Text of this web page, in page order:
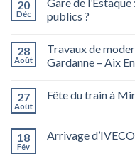
20
Déc
Gare de
publics ?
28
Août
Travaux de
Gardanne – Aix
27
Août
Fête du train à
18
Fév
Arrivage